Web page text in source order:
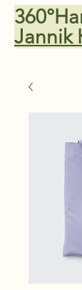
Jannik